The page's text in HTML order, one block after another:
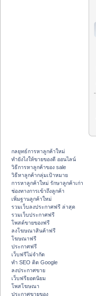
กลยุทธ์การหาลูกค้าใหม่
ทํายังไงให้ขายของดี ออนไลน์
วิธีการหาลูกค้าของ sale
วิธีหาลูกค้ากลุ่มเป้าหมาย
การหาลูกค้าใหม่ รักษาลูกค้าเก่า
ช่องทางการเข้าถึงลูกค้า
เพิ่มฐานลูกค้าใหม่
รวมเว็บลงประกาศฟรี ล่าสุด
รวมเว็บประกาศฟรี
โพสต์ขายของฟรี
ลงโฆษณาสินค้าฟรี
โฆษณาฟรี
ประกาศฟรี
เว็บฟรีไม่จำกัด
ทำ SEO ติด Google
ลงประกาศขาย
เว็บฟรียอดนิยม
โพสโฆษณา
ประกาศขายของ